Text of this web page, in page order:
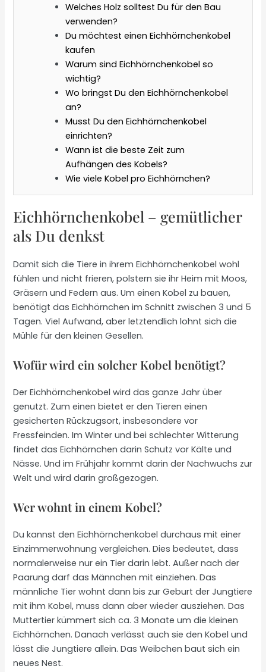
Welches Holz solltest Du für den Bau
verwenden?
Du möchtest einen Eichhörnchenkobel
kaufen
Warum sind Eichhörnchenkobel so
wichtig?
Wo bringst Du den Eichhörnchenkobel
an?
Musst Du den Eichhörnchenkobel
einrichten?
Wann ist die beste Zeit zum
Aufhängen des Kobels?
Wie viele Kobel pro Eichhörnchen?
Eichhörnchenkobel – gemütlicher
als Du denkst
Damit sich die Tiere in ihrem Eichhörnchenkobel wohl
fühlen und nicht frieren, polstern sie ihr Heim mit Moos,
Gräsern und Federn aus. Um einen Kobel zu bauen,
benötigt das Eichhörnchen im Schnitt zwischen 3 und 5
Tagen. Viel Aufwand, aber letztendlich lohnt sich die
Mühle für den kleinen Gesellen.
Wofür wird ein solcher Kobel benötigt?
Der Eichhörnchenkobel wird das ganze Jahr über
genutzt. Zum einen bietet er den Tieren einen
gesicherten Rückzugsort, insbesondere vor
Fressfeinden. Im Winter und bei schlechter Witterung
findet das Eichhörnchen darin Schutz vor Kälte und
Nässe. Und im Frühjahr kommt darin der Nachwuchs zur
Welt und wird darin großgezogen.
Wer wohnt in einem Kobel?
Du kannst den Eichhörnchenkobel durchaus mit einer
Einzimmerwohnung vergleichen. Dies bedeutet, dass
normalerweise nur ein Tier darin lebt. Außer nach der
Paarung darf das Männchen mit einziehen. Das
männliche Tier wohnt dann bis zur Geburt der Jungtiere
mit ihm Kobel, muss dann aber wieder ausziehen. Das
Muttertier kümmert sich ca. 3 Monate um die kleinen
Eichhörnchen. Danach verlässt auch sie den Kobel und
lässt die Jungtiere allein. Das Weibchen baut sich ein
neues Nest.